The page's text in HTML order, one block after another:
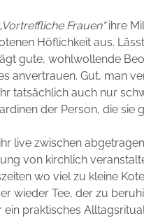
„Vortreffliche Frauen“ihre
Höflichkeit aus.
gute, wohlwollende
anvertrauen. Gut, man
tatsächlich auch nur
der Person, die sie
live zwischen
von kirchlich
wo viel zu kleine
wieder Tee, der zu
ein praktisches